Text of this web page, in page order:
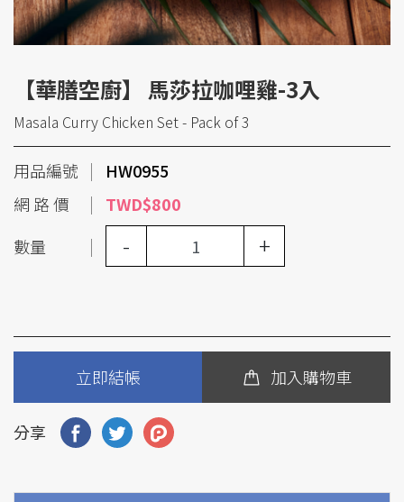
【華膳空廚】 馬莎拉咖哩雞-3入
Masala Curry Chicken Set - Pack of 3
用品編號
HW0955
網 路 價
TWD$800
數量
- +
立即結帳 加入購物車
分享